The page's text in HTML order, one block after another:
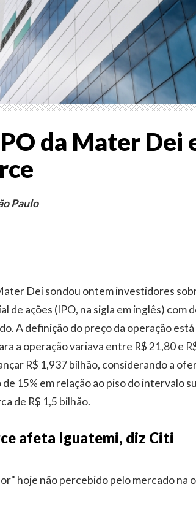
da Mater Dei
Paulo
Dei sondou ontem investidores
de ações (IPO, na sigla em inglês) com
A definição do preço da operação
a operação variava entre R$ 21,80 e
R$ 1,937 bilhão, considerando a
15% em relação ao piso do intervalo
de R$ 1,5 bilhão.
afeta Iguatemi, diz Citi
hoje não percebido pelo mercado na